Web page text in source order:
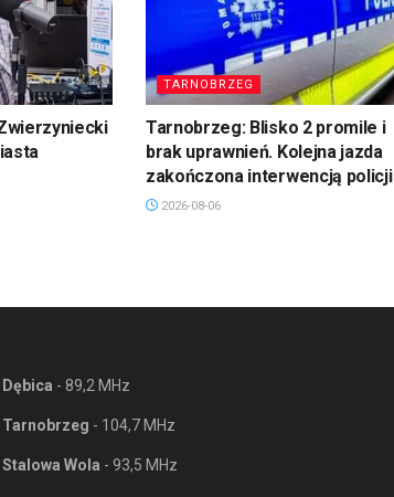
TARNOBRZEG
Tarnobrzeg: Blisko 2 promile i
brak uprawnień. Kolejna jazda
zakończona interwencją policji
2026-08-06
Dębica - 89,2 MHz
Tarnobrzeg - 104,7 MHz
Stalowa Wola - 93,5 MHz